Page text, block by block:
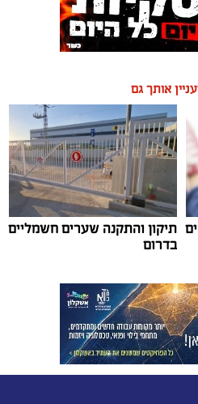
אותך גם
תיקון והתקנה שערים חשמליים
בדרום